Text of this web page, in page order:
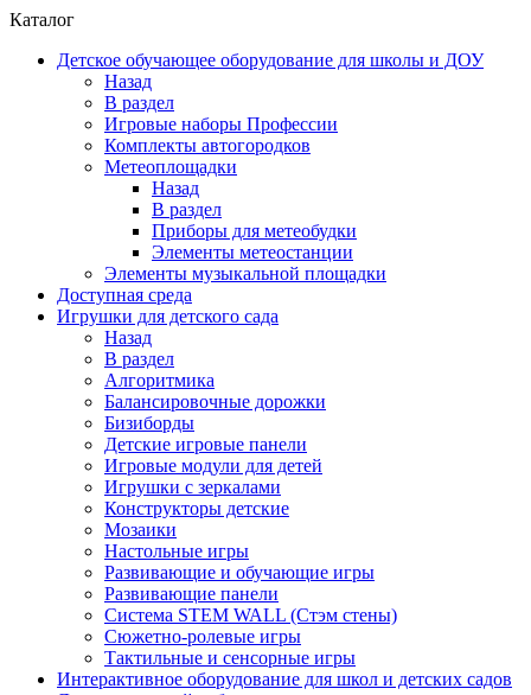
Каталог
Детское обучающее оборудование для школы и ДОУ
Назад
В раздел
Игровые наборы Профессии
Комплекты автогородков
Метеоплощадки
Назад
В раздел
Приборы для метеобудки
Элементы метеостанции
Элементы музыкальной площадки
Доступная среда
Игрушки для детского сада
Назад
В раздел
Алгоритмика
Балансировочные дорожки
Бизиборды
Детские игровые панели
Игровые модули для детей
Игрушки с зеркалами
Конструкторы детские
Мозаики
Настольные игры
Развивающие и обучающие игры
Развивающие панели
Система STEM WALL (Cтэм стены)
Сюжетно-ролевые игры
Тактильные и сенсорные игры
Интерактивное оборудование для школ и детских садов